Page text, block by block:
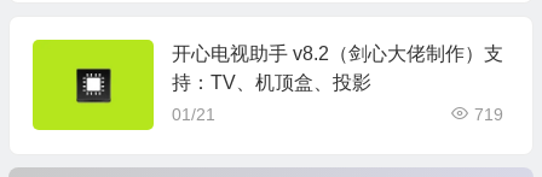
开心电视助手 v8.2（剑心大佬制作）支
持：TV、机顶盒、投影
01/21 719